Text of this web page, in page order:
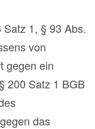
1, § 93 Abs.
von
gegen ein
200 Satz 1 BGB
das